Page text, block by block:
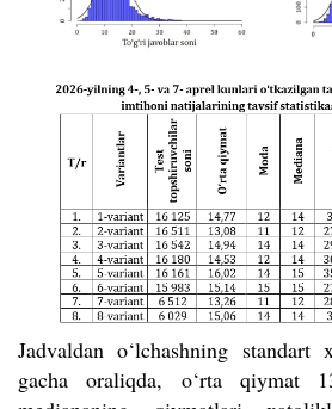
Jadvaldan o‘lchashning
gacha oraliqda, o‘rta qiymat